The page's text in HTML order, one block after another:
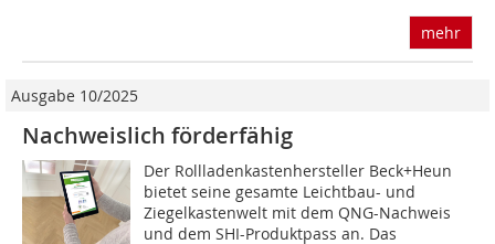
mehr
Ausgabe 10/2025
Nachweislich förderfähig
Der Rollladenkastenhersteller Beck+Heun
bietet seine gesamte Leichtbau- und
Ziegelkastenwelt mit dem QNG-Nachweis
und dem SHI-Produktpass an. Das